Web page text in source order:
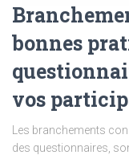
bonnes
vos
Les branchements
des questionnaires,